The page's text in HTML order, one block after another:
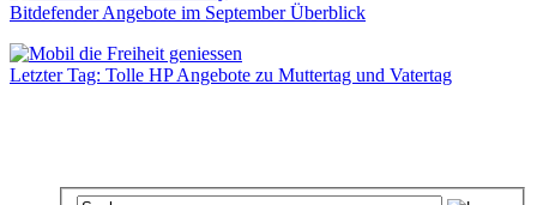
Bitdefender Angebote im September Überblick
Letzter Tag: Tolle HP Angebote zu Muttertag und Vatertag